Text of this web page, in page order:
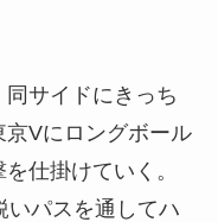
サイドにきっち
京Vにロングボール
仕掛けていく。
パスを通してハ